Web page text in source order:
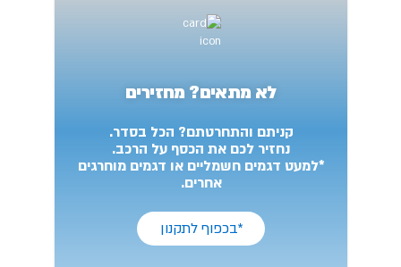
לא מתאים? מחזירים
קניתם והתחרטתם? הכל בסדר.
נחזיר לכם את הכסף על הרכב.
*למעט דגמים חשמליים או דגמים מוחרגים
אחרים.
*בכפוף לתקנון